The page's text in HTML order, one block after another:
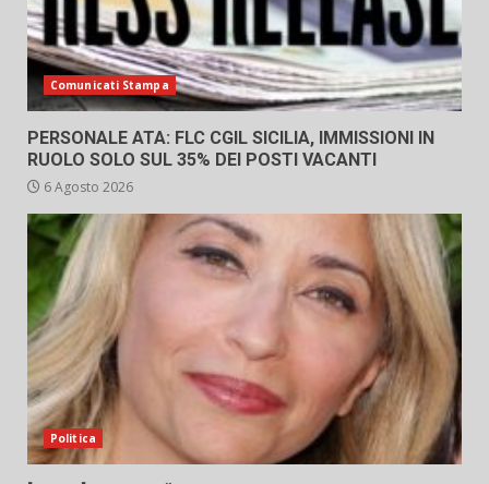
Comunicati Stampa
PERSONALE ATA: FLC CGIL SICILIA, IMMISSIONI IN
RUOLO SOLO SUL 35% DEI POSTI VACANTI
6 Agosto 2026
Politica